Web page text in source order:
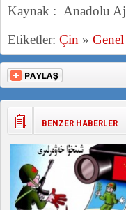
Kaynak : Anadolu
Etiketler: Çin » Genel
BENZER HABERLER